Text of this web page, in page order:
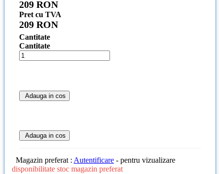
209 RON
Pret cu TVA
209 RON
Cantitate
Cantitate
Adauga in cos
Adauga in cos
Magazin preferat : Autentificare - pentru vizualizare
disponibilitate stoc magazin preferat